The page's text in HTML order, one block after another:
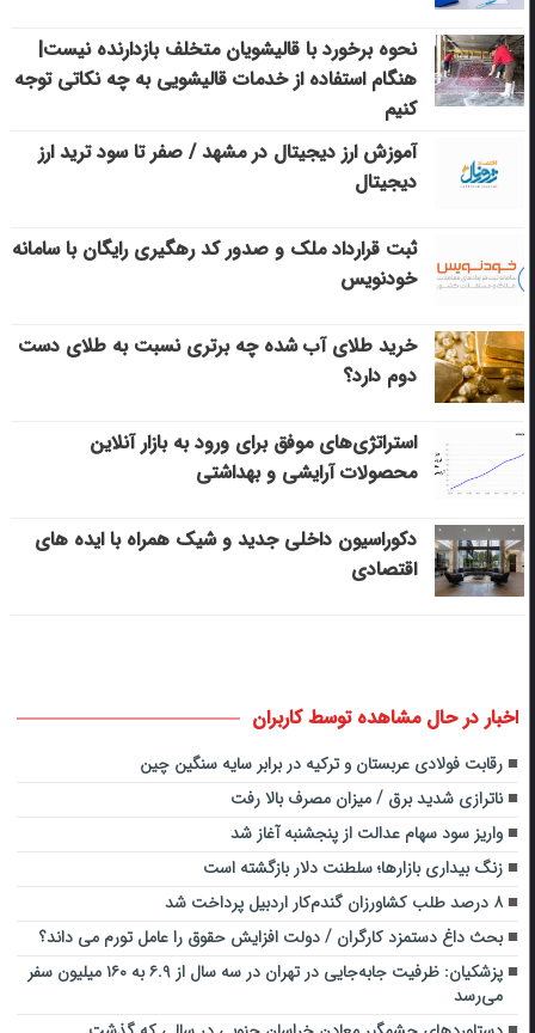
نحوه برخورد با قالیشویان متخلف بازدارنده نیست|
هنگام استفاده از خدمات قالیشویی به چه نکاتی توجه
کنیم
آموزش ارز دیجیتال در مشهد / صفر تا سود ترید ارز
دیجیتال
ثبت قرارداد ملک و صدور کد رهگیری رایگان با سامانه
خودنویس
خرید طلای آب شده چه برتری نسبت به طلای دست
دوم دارد؟
استراتژی‌های موفق برای ورود به بازار آنلاین
محصولات آرایشی و بهداشتی
دکوراسیون داخلی جدید و شیک همراه با ایده های
اقتصادی
اخبار در حال مشاهده توسط کاربران
رقابت فولادی عربستان و ترکیه در برابر سایه سنگین چین
ناترازی شدید برق / میزان مصرف بالا رفت
واریز سود سهام عدالت از پنجشنبه آغاز شد
زنگ بیداری بازارها؛ سلطنت دلار بازگشته است
۸ درصد طلب کشاورزان گندم‌کار اردبیل پرداخت شد‌
بحث داغ دستمزد کارگران / دولت افزایش حقوق را عامل تورم می داند؟
پزشکیان: ظرفیت جابه‌جایی در تهران در سه سال از ۶.۹ به ۱۶۰ میلیون سفر
می‌رسد